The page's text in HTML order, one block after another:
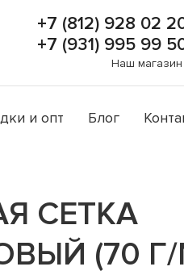
+7 (812) 928 02
+7 (931) 995 99
Наш магазин
и опт Блог
СЕТКА
(70